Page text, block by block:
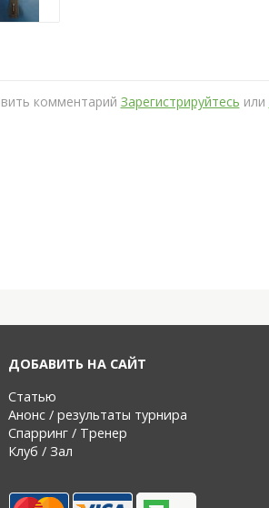
комментарий Зарегистрируйтесь или
ДОБАВИТЬ НА САЙТ
Статью
Анонс / результаты турнира
Спарринг / Тренер
Клуб / Зал